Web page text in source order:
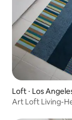
Loft ⋅ Los
Art Loft Living-